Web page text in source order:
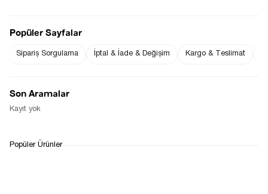
DANTEL DETAY SIRT BAĞLAMALI
Popüler Sayfalar
Sipariş Sorgulama İptal & İade & Değişim Kargo & Teslimat
Son Aramalar
Kayıt yok
Popüler Ürünler